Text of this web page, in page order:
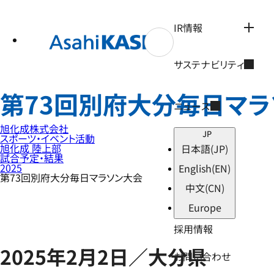
IR情報
サステナビリティ
ニュース
JP
日本語(JP)
English(EN)
中文(CN)
Europe
採用情報
お問い合わせ
第73回別府大分毎日マ
旭化成株式会社
スポーツ・イベント活動
旭化成 陸上部
試合予定・結果
2025
第73回別府大分毎日マラソン大会
2025年2月2日／大分県